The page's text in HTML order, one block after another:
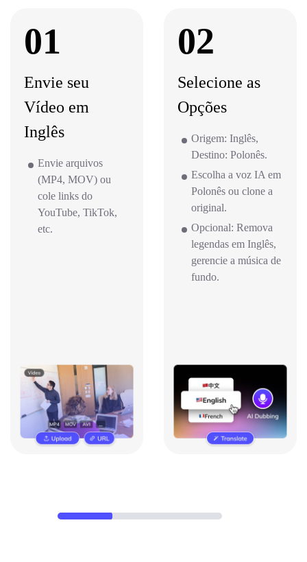
01
Envie seu
Vídeo em
Inglês
Envie arquivos
(MP4, MOV) ou
cole links do
YouTube, TikTok,
etc.
02
Selecione as
Opções
Origem: Inglês,
Destino: Polonês.
Escolha a voz IA em
Polonês ou clone a
original.
Opcional: Remova
legendas em Inglês,
gerencie a música de
fundo.